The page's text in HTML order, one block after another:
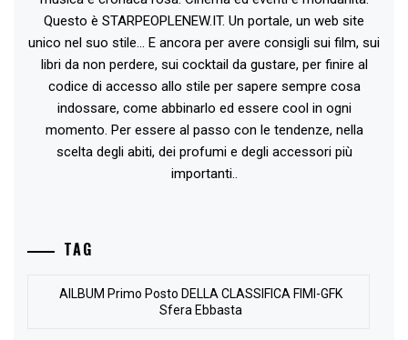
Questo è STARPEOPLENEW.IT. Un portale, un web site
unico nel suo stile... E ancora per avere consigli sui film, sui
libri da non perdere, sui cocktail da gustare, per finire al
codice di accesso allo stile per sapere sempre cosa
indossare, come abbinarlo ed essere cool in ogni
momento. Per essere al passo con le tendenze, nella
scelta degli abiti, dei profumi e degli accessori più
importanti..
TAG
AlLBUM Primo Posto DELLA CLASSIFICA FIMI-GFK
Sfera Ebbasta